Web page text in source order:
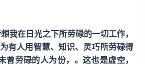
我在日光之下所劳碌的一切工作，
有人用智慧、知识、灵巧所劳碌得
曾劳碌的人为份，。这也是虚空，